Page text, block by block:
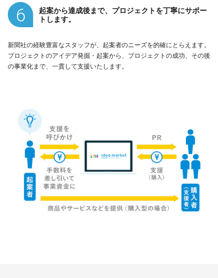
6
起案から達成後まで、プロジェクトを丁寧にサポー
トします。
新聞社の経験豊富なスタッフが、起案者のニーズを的確にとらえます。
プロジェクトのアイデア発掘・起案から、プロジェクトの成功、その後
の事業化まで、一貫して支援いたします。